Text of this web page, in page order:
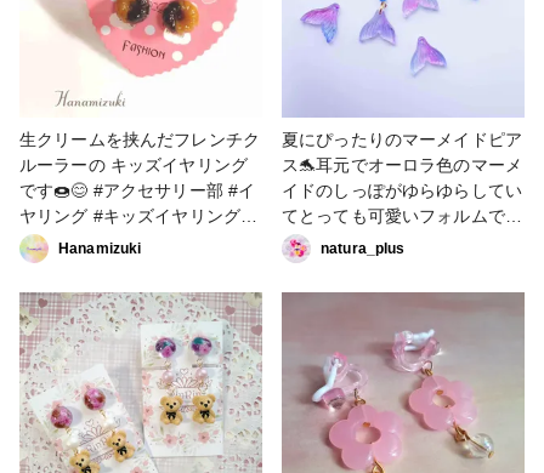
生クリームを挟んだフレンチク
ルーラーの キッズイヤリング
です🍩😊 #アクセサリー部 #イ
ヤリング #キッズイヤリング #
ドーナツ#フレンチクルーラー
#スイーツ#スイーツアクセサ
リー
Hanamizuki
夏にぴったりのマーメイドピア
ス🐬耳元でオーロラ色のマーメ
イドのしっぽがゆらゆらしてい
てとっても可愛いフォルムです
🎶 #海の作品コンテスト2022 #
アクセサリー部 #販売中 #ピア
ス #イヤリング #キッズイヤリ
natura_plus